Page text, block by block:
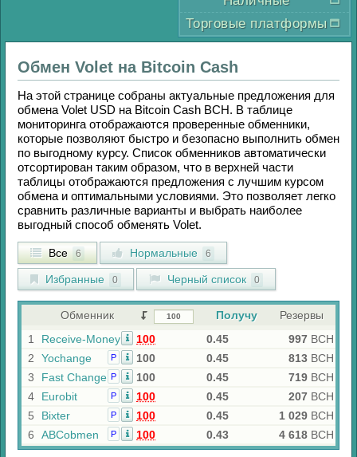
Торговые платформы
Обмен Volet на Bitcoin Cash
На этой странице собраны актуальные предложения для
обмена Volet USD на Bitcoin Cash BCH. В таблице
мониторинга отображаются проверенные обменники,
которые позволяют быстро и безопасно выполнить обмен
по выгодному курсу. Список обменников автоматически
отсортирован таким образом, что в верхней части
таблицы отображаются предложения с лучшим курсом
обмена и оптимальными условиями. Это позволяет легко
сравнить различные варианты и выбрать наиболее
выгодный способ обменять Volet.
Все 6 Нормальные 6
Избранные 0 Черный список 0
Обменник Получу
Резервы
1
Receive-Money 100 0.45 997 BCH
2
Yochange Р 100 0.45 813 BCH
3
Fast Change Р 100 0.45 719 BCH
4
Eurobit Р 100 0.45 207 BCH
5
Bixter Р 100 0.45 1 029 BCH
6
ABCobmen Р 100 0.43 4 618 BCH